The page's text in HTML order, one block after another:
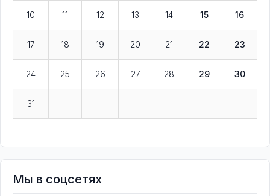
10 11 12 13 14 15 16
17 18 19 20 21 22 23
24 25 26 27 28 29 30
31
Мы в соцсетях